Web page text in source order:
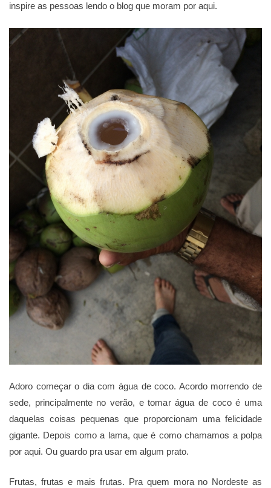
inspire as pessoas lendo o blog que moram por aqui.
Adoro começar o dia com água de coco. Acordo morrendo de
sede, principalmente no verão, e tomar água de coco é uma
daquelas coisas pequenas que proporcionam uma felicidade
gigante. Depois como a lama, que é como chamamos a polpa
por aqui. Ou guardo pra usar em algum prato.
Frutas, frutas e mais frutas. Pra quem mora no Nordeste as